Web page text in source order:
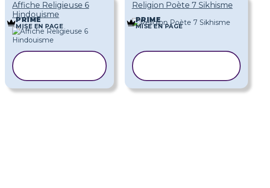
Affiche Religieuse 6
Hindouisme
PRIME
MISE EN PAGE
Religion Poète 7 Sikhisme
PRIME
MISE EN PAGE